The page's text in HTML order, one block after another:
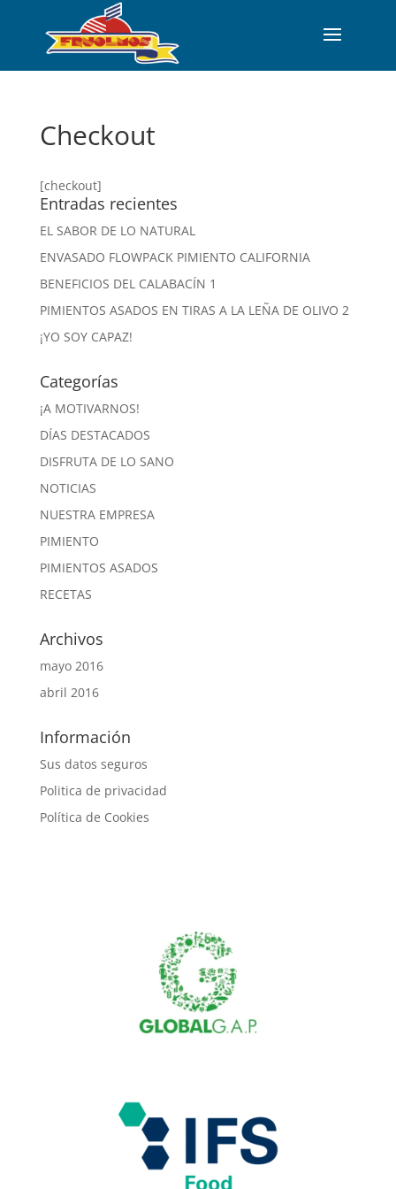
Checkout
[checkout]
Entradas recientes
EL SABOR DE LO NATURAL
ENVASADO FLOWPACK PIMIENTO CALIFORNIA
BENEFICIOS DEL CALABACÍN 1
PIMIENTOS ASADOS EN TIRAS A LA LEÑA DE OLIVO 2
¡YO SOY CAPAZ!
Categorías
¡A MOTIVARNOS!
DÍAS DESTACADOS
DISFRUTA DE LO SANO
NOTICIAS
NUESTRA EMPRESA
PIMIENTO
PIMIENTOS ASADOS
RECETAS
Archivos
mayo 2016
abril 2016
Información
Sus datos seguros
Politica de privacidad
Política de Cookies